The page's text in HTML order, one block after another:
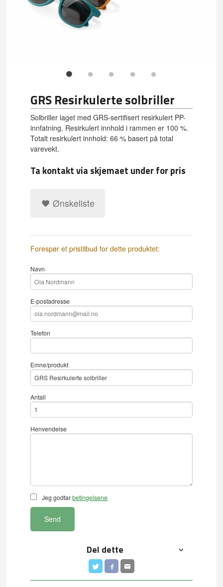
GRS Resirkulerte solbriller
Solbriller laget med GRS-sertifisert resirkulert PP-
innfatning. Resirkulert innhold i rammen er 100 %.
Totalt resirkulert innhold: 66 % basert på total
varevekt.
Ta kontakt via skjemaet under for pris
Ønskeliste
Forespør et pristilbud for dette produktet:
Navn
E-postadresse
Telefon
Emne/produkt
Antall
Henvendelse
Jeg godtarbetingelsene
Send
Del dette